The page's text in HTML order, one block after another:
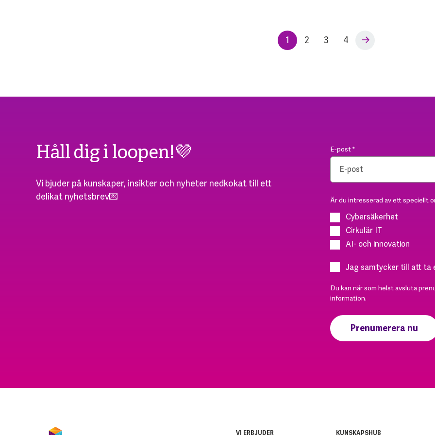
1 2 3 4
Håll dig i loopen!💜
Vi bjuder på kunskaper, insikter och nyheter nedkokat till ett
delikat nyhetsbrev💌
E-post*
Är du intresserad av ett speciellt
Cybersäkerhet
Cirkulär IT
AI- och innovation
Jag samtycker till att ta
Du kan när som helst avsluta
information.
VI ERBJUDER KUNSKAPSHUB